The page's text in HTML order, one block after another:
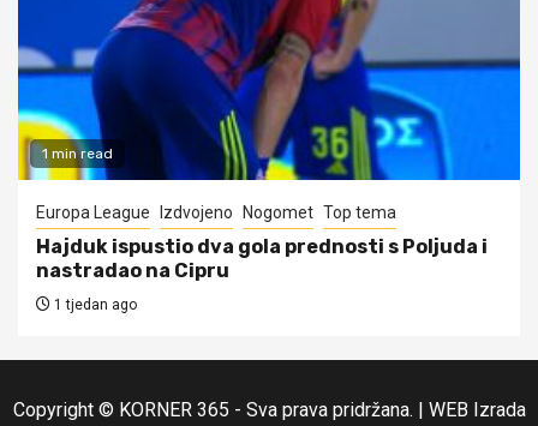
1 min read
Europa League Izdvojeno Nogomet Top tema
Hajduk ispustio dva gola prednosti s Poljuda i
nastradao na Cipru
1 tjedan ago
Copyright © KORNER 365 - Sva prava pridržana. | WEB Izrada